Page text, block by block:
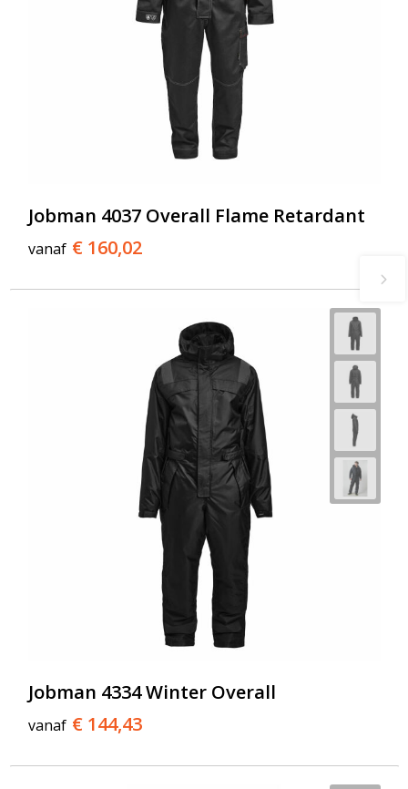
Jobman 4037 Overall Flame Retardant
vanaf € 160,02
Jobman 4334 Winter Overall
vanaf € 144,43